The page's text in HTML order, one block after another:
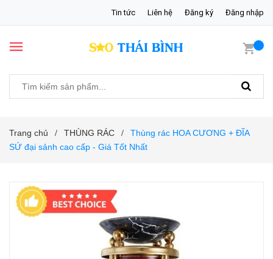
Tin tức Liên hệ Đăng ký Đăng nhập
Trang chủ / THÙNG RÁC /
Thùng rác HOA CƯƠNG + ĐĨA
SỨ đại sảnh cao cấp - Giá Tốt Nhất